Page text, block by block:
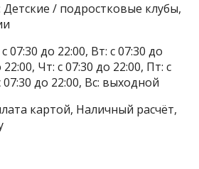
Детские / подростковые клубы,
07:30 до 22:00, Вт: с 07:30 до
Чт: с 07:30 до 22:00, Пт: с
07:30 до 22:00, Вс: выходной
картой, Наличный расчёт,